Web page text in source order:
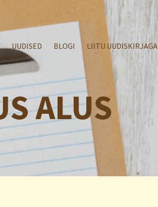
UUDISED BLOGI LIITU UUDISKIRJAGA
ALUS